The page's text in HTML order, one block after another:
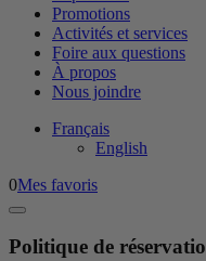
Promotions
Activités et services
Foire aux questions
À propos
Nous joindre
Français
English
0Mes favoris
Politique de